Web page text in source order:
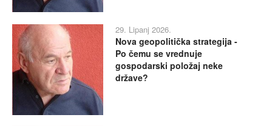
29. Lipanj 2026.
Nova geopolitička strategija -
Po čemu se vrednuje
gospodarski položaj neke
države?